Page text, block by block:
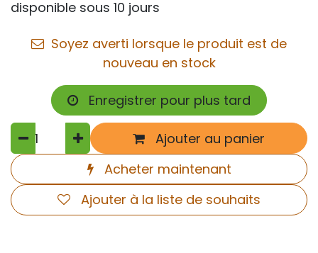
disponible sous 10 jours
Soyez averti lorsque le produit est de
nouveau en stock
Enregistrer pour plus tard
Ajouter au panier
Acheter maintenant
Ajouter à la liste de souhaits